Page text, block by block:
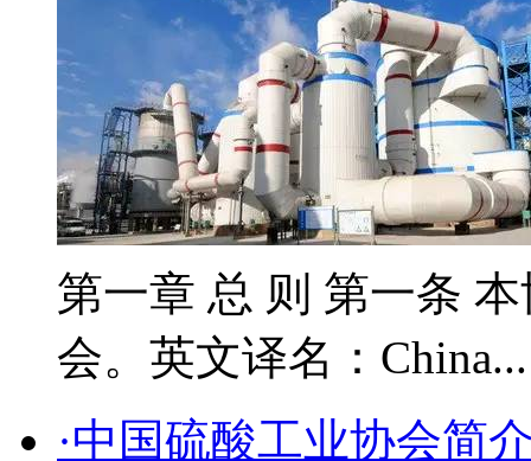
第一章 总 则 第一条
会。英文译名：
·中国硫酸工业协会简